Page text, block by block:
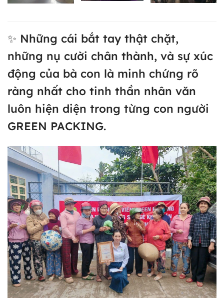
✨ Những cái bắt tay thật chặt,
những nụ cười chân thành, và sự xúc
động của bà con là minh chứng rõ
ràng nhất cho tinh thần nhân văn
luôn hiện diện trong từng con người
GREEN PACKING.